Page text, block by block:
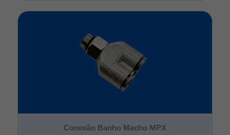
Conexão Banho Macho MPX